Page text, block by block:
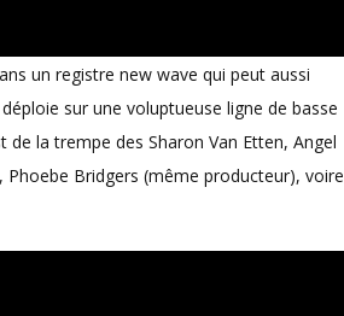
un registre new wave qui peut aussi
sur une voluptueuse ligne de basse
la trempe des Sharon Van Etten, Angel
Phoebe Bridgers (même producteur), voire